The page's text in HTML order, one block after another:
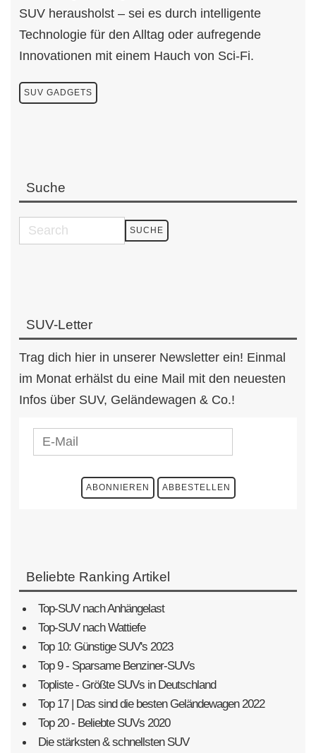
SUV herausholst – sei es durch intelligente
Technologie für den Alltag oder aufregende
Innovationen mit einem Hauch von Sci-Fi.
SUV GADGETS
Suche
SUV-Letter
Trag dich hier in unserer Newsletter ein! Einmal
im Monat erhälst du eine Mail mit den neuesten
Infos über SUV, Geländewagen & Co.!
Beliebte Ranking Artikel
Top-SUV nach Anhängelast
Top-SUV nach Wattiefe
Top 10: Günstige SUV's 2023
Top 9 - Sparsame Benziner-SUVs
Topliste - Größte SUVs in Deutschland
Top 17 | Das sind die besten Geländewagen 2022
Top 20 - Beliebte SUVs 2020
Die stärksten & schnellsten SUV